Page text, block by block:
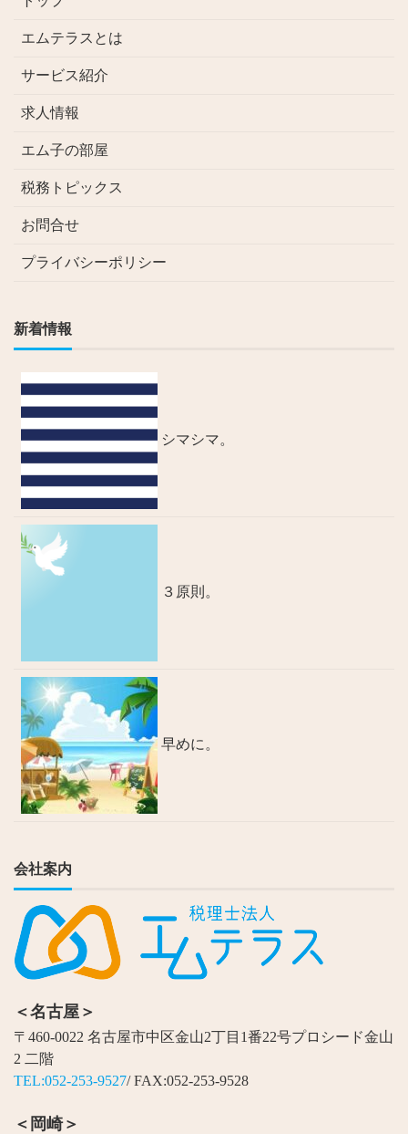
エムテラスとは
サービス紹介
求人情報
エム子の部屋
税務トピックス
お問合せ
プライバシーポリシー
新着情報
シマシマ。
３原則。
早めに。
会社案内
＜名古屋＞
〒460-0022 名古屋市中区金山2丁目1番22号プロシード金山
2 二階
TEL:052-253-9527/ FAX:052-253-9528
＜岡崎＞